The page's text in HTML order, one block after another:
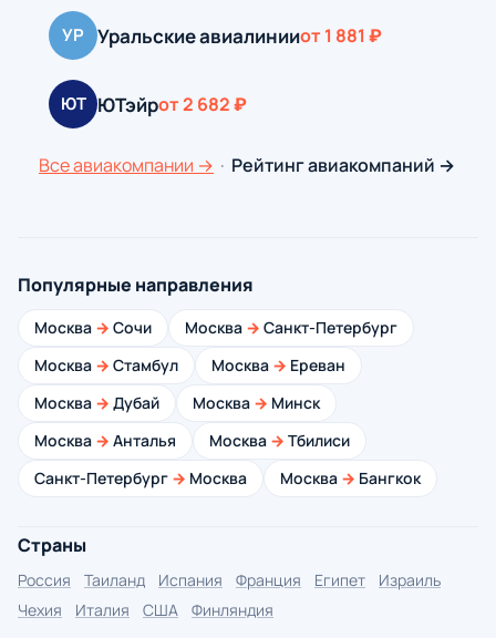
УР Уральские авиалинииот 1 881 ₽
ЮТ ЮТэйрот 2 682 ₽
Все авиакомпании → · Рейтинг авиакомпаний →
Популярные направления
Москва → Сочи Москва → Санкт-Петербург
Москва → Стамбул Москва → Ереван
Москва → Дубай Москва → Минск
Москва → Анталья Москва → Тбилиси
Санкт-Петербург → Москва Москва → Бангкок
Страны
Россия Таиланд Испания Франция Египет
Израиль
Чехия
Италия США
Финляндия